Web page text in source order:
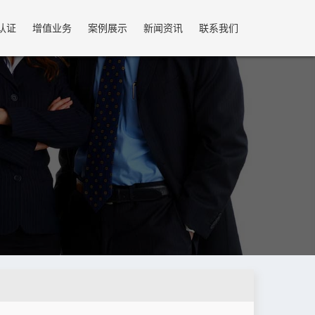
证 增值业务 案例展示 新闻资讯 联系我们